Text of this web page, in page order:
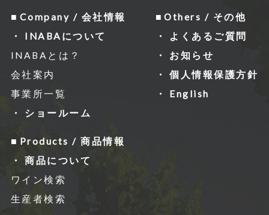
Company / 会社情報
INABAについて
INABAとは？
会社案内
事業所一覧
ショールーム
Products / 商品情報
商品について
ワイン検索
生産者検索
Others / その他
よくあるご質問
お知らせ
個人情報保護方針
English